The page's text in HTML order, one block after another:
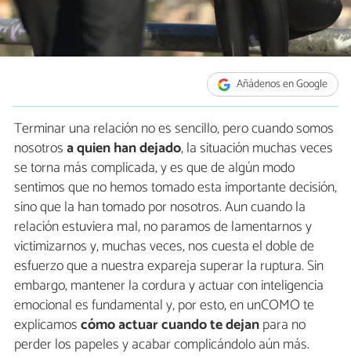
Añádenos en Google
Terminar una relación no es sencillo, pero cuando somos
nosotrosa quien han dejado, la situación muchas veces
se torna más complicada, y es que de algún modo
sentimos que no hemos tomado esta importante decisión,
sino que la han tomado por nosotros. Aun cuando la
relación estuviera mal, no paramos de lamentarnos y
victimizarnos y, muchas veces, nos cuesta el doble de
esfuerzo que a nuestra expareja superar la ruptura. Sin
embargo, mantener la cordura y actuar con inteligencia
emocional es fundamental y, por esto, en unCOMO te
explicamoscómo actuar cuando te dejanpara no
perder los papeles y acabar complicándolo aún más.